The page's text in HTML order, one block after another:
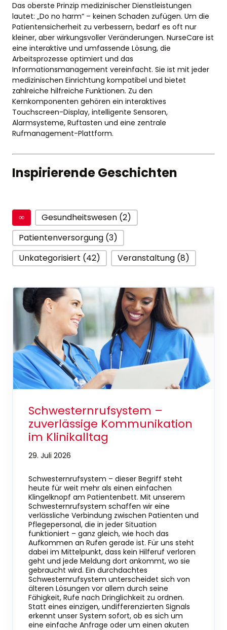
Das oberste Prinzip medizinischer Dienstleistungen
lautet: „Do no harm“ – keinen Schaden zufügen. Um die
Patientensicherheit zu verbessern, bedarf es oft nur
kleiner, aber wirkungsvoller Veränderungen. NurseCare ist
eine interaktive und umfassende Lösung, die
Arbeitsprozesse optimiert und das
Informationsmanagement vereinfacht. Sie ist mit jeder
medizinischen Einrichtung kompatibel und bietet
zahlreiche hilfreiche Funktionen. Zu den
Kernkomponenten gehören ein interaktives
Touchscreen-Display, intelligente Sensoren,
Alarmsysteme, Ruftasten und eine zentrale
Rufmanagement-Plattform.
Inspirierende Geschichten
∞
Gesundheitswesen (2)
Patientenversorgung (3)
Unkategorisiert (42)
Veranstaltung (8)
Schwesternrufsystem –
zuverlässige Kommunikation
im Klinikalltag
29. Juli 2026
Schwesternrufsystem – dieser Begriff steht
heute für weit mehr als einen einfachen
Klingelknopf am Patientenbett. Mit unserem
Schwesternrufsystem schaffen wir eine
verlässliche Verbindung zwischen Patienten und
Pflegepersonal, die in jeder Situation
funktioniert – ganz gleich, wie hoch das
Aufkommen an Rufen gerade ist. Für uns steht
dabei im Mittelpunkt, dass kein Hilferuf verloren
geht und jede Meldung dort ankommt, wo sie
gebraucht wird. Ein durchdachtes
Schwesternrufsystem unterscheidet sich von
älteren Lösungen vor allem durch seine
Fähigkeit, Rufe nach Dringlichkeit zu ordnen.
Statt eines einzigen, undifferenzierten Signals
erkennt unser System sofort, ob es sich um
eine einfache Anfrage oder um einen akuten